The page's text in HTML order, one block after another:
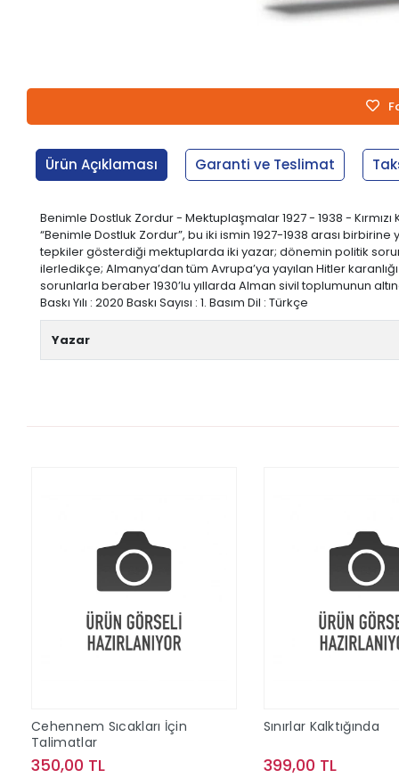
Ürün Açıklaması Garanti ve Teslimat
Benimle Dostluk Zordur - Mektuplaşmalar 1927 - 1938 -
“Benimle Dostluk Zordur”, bu iki ismin 1927-1938 arası
tepkiler gösterdiği mektuplarda iki yazar; dönemin politik
ilerledikçe; Almanya’dan tüm Avrupa’ya yayılan Hitler
sorunlarla beraber 1930’lu yıllarda Alman sivil toplumunun
Baskı Yılı : 2020 Baskı Sayısı : 1. Basım Dil : Türkçe
Yazar
Cehennem Sıcakları İçin
Talimatlar
350,00 TL
Sınırlar Kalktığında
399,00 TL